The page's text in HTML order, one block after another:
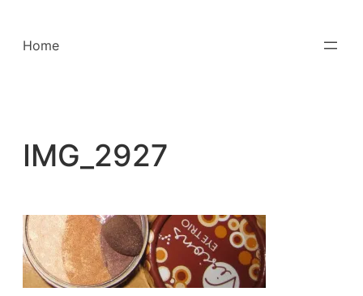
para
Home
IMG_2927